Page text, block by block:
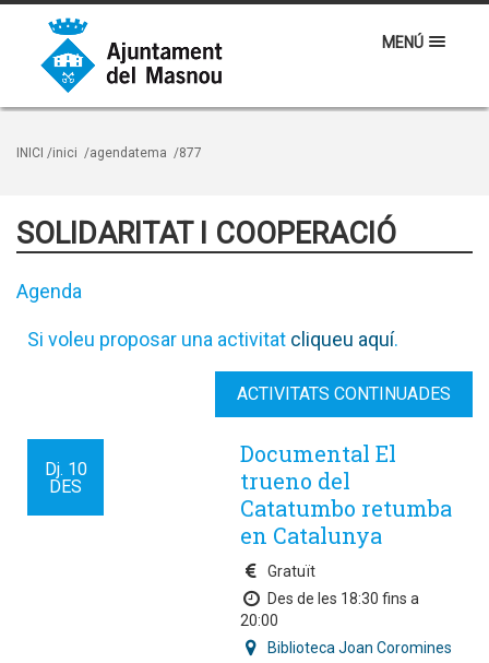
MENÚ
INICI /inici /agendatema /877
SOLIDARITAT I COOPERACIÓ
Agenda
Si voleu proposar una activitat cliqueu aquí.
ACTIVITATS CONTINUADES
Dj. 10
DES
Documental El
trueno del
Catatumbo retumba
en Catalunya
Gratuït
Des de les 18:30 fins a
20:00
Biblioteca Joan Coromines